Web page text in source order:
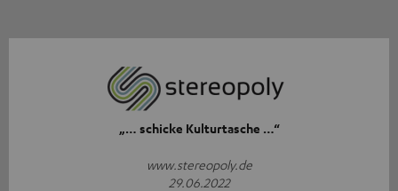
„… schicke Kulturtasche …“
www.stereopoly.de
29.06.2022